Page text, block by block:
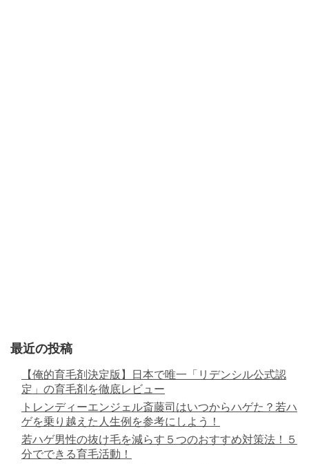
最近の投稿
【俺的育毛剤決定版】日本で唯一「リデンシル公式認
定」の育毛剤を徹底レビュー
トレンディーエンジェル斎藤司はいつからハゲた？若ハ
ゲを乗り越えた人生例を参考にしよう！
若ハゲ男性の抜け毛を減らす５つのおすすめ対策法！５
分でできる育毛活動！